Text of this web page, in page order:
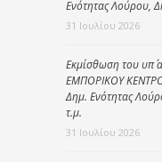
Ενότητας Λούρου,
31 Ιουλίου 2026
Εκμίσθωση του υπ΄
ΕΜΠΟΡΙΚΟΥ
Δημ. Ενότητας
τ.μ.
31 Ιουλίου 2026